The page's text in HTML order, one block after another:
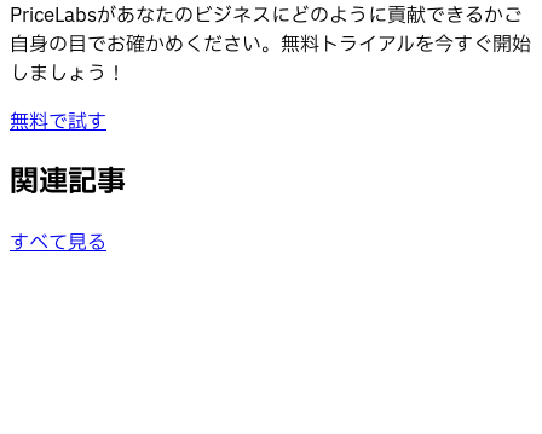
PriceLabsがあなたのビジネスにどのように貢献できるかご
自身の目でお確かめください。無料トライアルを今すぐ開始
しましょう！
無料で試す
関連記事
すべて見る